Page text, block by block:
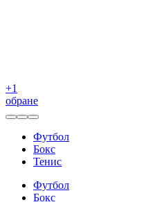
+1
обране
Футбол
Бокс
Тенис
Футбол
Бокс